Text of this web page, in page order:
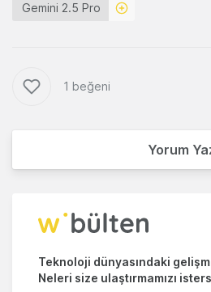
Gemini 2.5 Pro
1 beğeni
Yorum
Teknoloji dünyasındaki
Neleri size ulaştırmamızı